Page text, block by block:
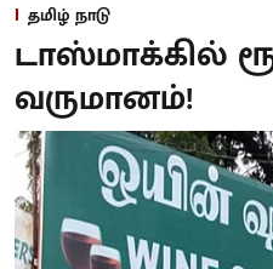
தமிழ் நாடு
டாஸ்மாக்கில்
வருமானம்!